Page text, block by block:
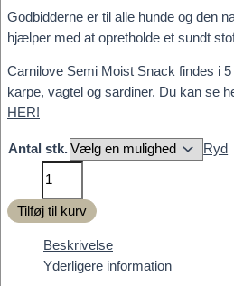
Godbidderne er til alle hunde og den
hjælper med at opretholde et sundt
Carnilove Semi Moist Snack findes i
karpe, vagtel og sardiner. Du kan se
HER!
Antal stk.
Ryd
Semi
Snack
Tilføj til kurv
Beskrivelse
Yderligere information